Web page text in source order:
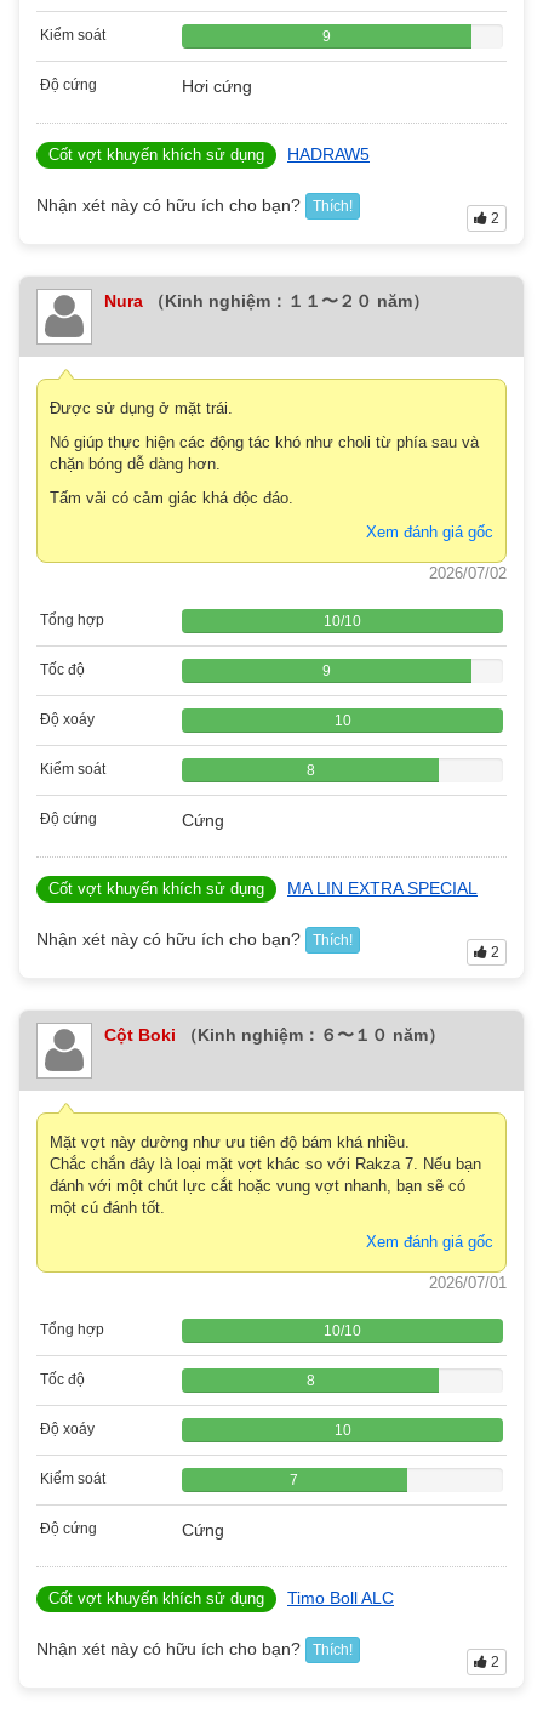
Kiểm soát 9
Độ cứng Hơi cứng
Cốt vợt khuyến khích sử dụng HADRAW5
Nhận xét này có hữu ích cho bạn? Thích!
2
Nura （Kinh nghiệm：１１〜２０ năm）
Được sử dụng ở mặt trái.
Nó giúp thực hiện các động tác khó như choli từ phía sau và
chặn bóng dễ dàng hơn.
Tấm vải có cảm giác khá độc đáo.
Xem đánh giá gốc
2026/07/02
Tổng hợp 10/10
Tốc độ 9
Độ xoáy 10
Kiểm soát 8
Độ cứng Cứng
Cốt vợt khuyến khích sử dụng MA LIN EXTRA SPECIAL
Nhận xét này có hữu ích cho bạn? Thích!
2
Cột Boki （Kinh nghiệm：６〜１０ năm）
Mặt vợt này dường như ưu tiên độ bám khá nhiều.
Chắc chắn đây là loại mặt vợt khác so với Rakza 7. Nếu bạn
đánh với một chút lực cắt hoặc vung vợt nhanh, bạn sẽ có
một cú đánh tốt.
Xem đánh giá gốc
2026/07/01
Tổng hợp 10/10
Tốc độ 8
Độ xoáy 10
Kiểm soát 7
Độ cứng Cứng
Cốt vợt khuyến khích sử dụng Timo Boll ALC
Nhận xét này có hữu ích cho bạn? Thích!
2